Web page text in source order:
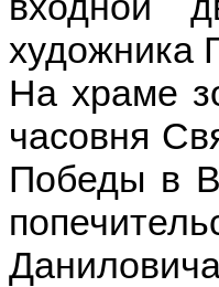
художника
На храме
часовня
Победы в